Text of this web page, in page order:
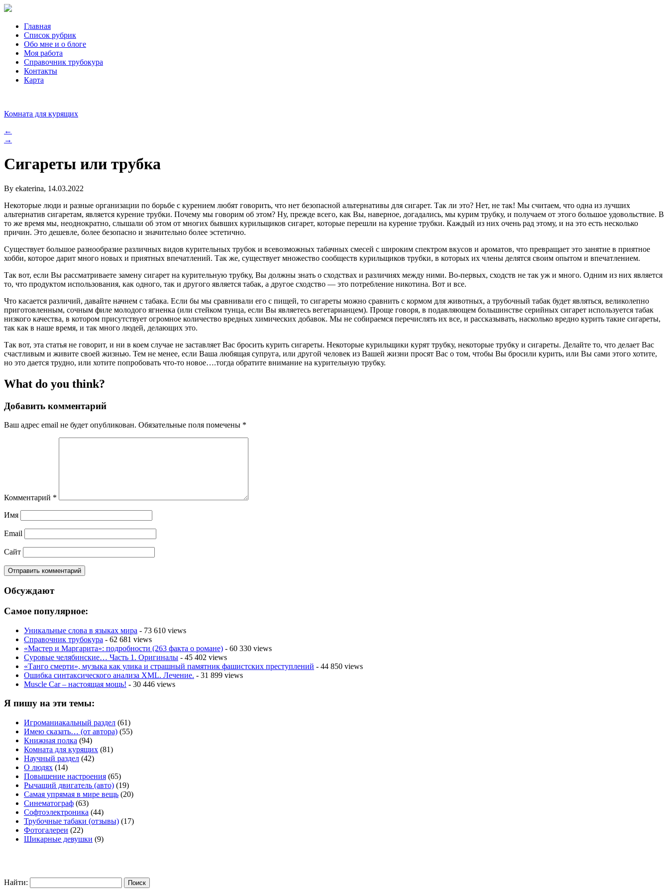
Главная
Список рубрик
Обо мне и о блоге
Моя работа
Справочник трубокура
Контакты
Карта
Комната для курящих
←
→
Сигареты или трубка
By ekaterina, 14.03.2022
Некоторые люди и разные организации по борьбе с курением любят говорить, что нет безопасной альтернативы для сигарет. Так ли это? Нет, не так! Мы считаем, что одна из лучших
альтернатив сигаретам, является курение трубки. Почему мы говорим об этом? Ну, прежде всего, как Вы, наверное, догадались, мы курим трубку, и получаем от этого большое удовольствие. В
то же время мы, неоднократно, слышали об этом от многих бывших курильщиков сигарет, которые перешли на курение трубки. Каждый из них очень рад этому, и на это есть несколько
причин. Это дешевле, более безопасно и значительно более эстетично.
Существует большое разнообразие различных видов курительных трубок и всевозможных табачных смесей с широким спектром вкусов и ароматов, что превращает это занятие в приятное
хобби, которое дарит много новых и приятных впечатлений. Так же, существует множество сообществ курильщиков трубки, в которых их члены делятся своим опытом и впечатлением.
Так вот, если Вы рассматриваете замену сигарет на курительную трубку, Вы должны знать о сходствах и различиях между ними. Во-первых, сходств не так уж и много. Одним из них является
то, что продуктом использования, как одного, так и другого является табак, а другое сходство — это потребление никотина. Вот и все.
Что касается различий, давайте начнем с табака. Если бы мы сравнивали его с пищей, то сигареты можно сравнить с кормом для животных, а трубочный табак будет являться, великолепно
приготовленным, сочным филе молодого ягненка (или стейком тунца, если Вы являетесь вегетарианцем). Проще говоря, в подавляющем большинстве серийных сигарет используется табак
низкого качества, в котором присутствует огромное количество вредных химических добавок. Мы не собираемся перечислять их все, и рассказывать, насколько вредно курить такие сигареты,
так как в наше время, и так много людей, делающих это.
Так вот, эта статья не говорит, и ни в коем случае не заставляет Вас бросить курить сигареты. Некоторые курильщики курят трубку, некоторые трубку и сигареты. Делайте то, что делает Вас
счастливым и живите своей жизнью. Тем не менее, если Ваша любящая супруга, или другой человек из Вашей жизни просят Вас о том, чтобы Вы бросили курить, или Вы сами этого хотите,
но это дается трудно, или хотите попробовать что-то новое….тогда обратите внимание на курительную трубку.
What do you think?
Добавить комментарий
Ваш адрес email не будет опубликован. Обязательные поля помечены *
Комментарий *
Имя
Email
Сайт
Обсуждают
Самое популярное:
Уникальные слова в языках мира - 73 610 views
Справочник трубокура - 62 681 views
«Мастер и Маргарита»: подробности (263 факта о романе) - 60 330 views
Суровые челябинские… Часть 1. Оригиналы - 45 402 views
«Танго смерти», музыка как улика и страшный памятник фашистских преступлений - 44 850 views
Ошибка синтаксического анализа XML. Лечение. - 31 899 views
Muscle Car – настоящая мощь! - 30 446 views
Я пишу на эти темы:
Игроманиакальный раздел (61)
Имею сказать… (от автора) (55)
Книжная полка (94)
Комната для курящих (81)
Научный раздел (42)
О людях (14)
Повышение настроения (65)
Рычащий двигатель (авто) (19)
Самая упрямая в мире вещь (20)
Синематограф (63)
Софтоэлектроника (44)
Трубочные табаки (отзывы) (17)
Фотогалереи (22)
Шикарные девушки (9)
Найти: